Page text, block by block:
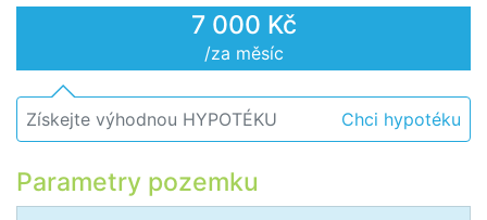
7 000 Kč
/za měsíc
Získejte výhodnou HYPOTÉKU Chci hypotéku
Parametry pozemku